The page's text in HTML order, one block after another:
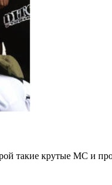
такие крутые МС и